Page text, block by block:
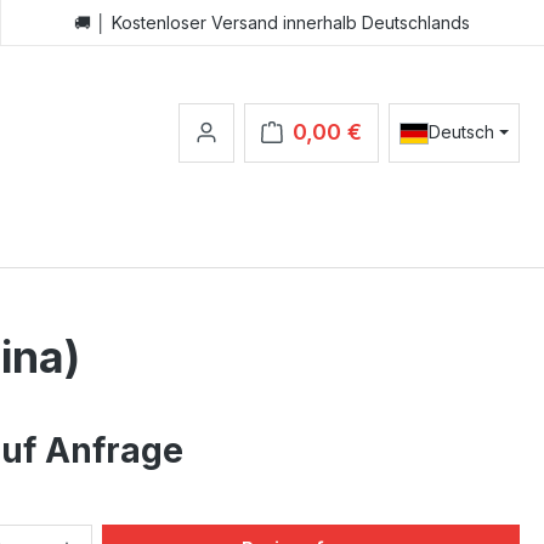
🚚 │ Kostenloser Versand innerhalb Deutschlands
0,00 €
Warenkorb enthält 0
Deutsch
Anfrage